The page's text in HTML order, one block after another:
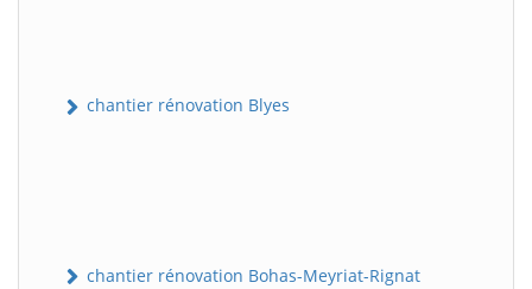
chantier rénovation Blyes
chantier rénovation Bohas-Meyriat-Rignat